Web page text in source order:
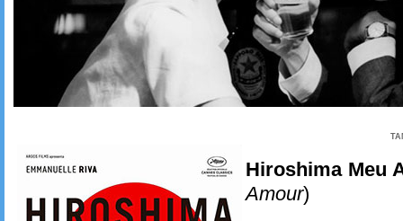
Hiroshima Meu
Amour)